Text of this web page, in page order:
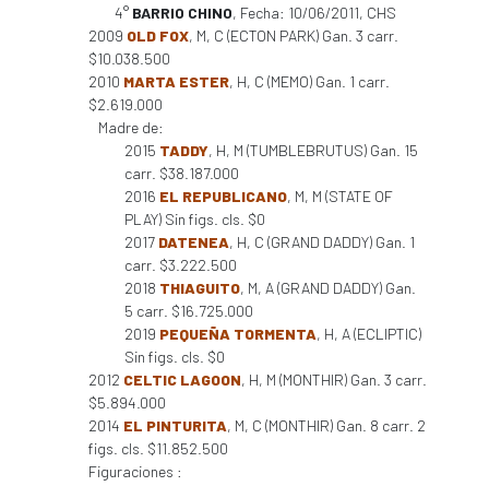
4° BARRIO CHINO, Fecha: 10/06/2011, CHS
2009 OLD FOX, M, C (ECTON PARK) Gan. 3 carr.
$10.038.500
2010 MARTA ESTER, H, C (MEMO) Gan. 1 carr.
$2.619.000
Madre de:
2015 TADDY, H, M (TUMBLEBRUTUS) Gan. 15
carr. $38.187.000
2016 EL REPUBLICANO, M, M (STATE OF
PLAY) Sin figs. cls. $0
2017 DATENEA, H, C (GRAND DADDY) Gan. 1
carr. $3.222.500
2018 THIAGUITO, M, A (GRAND DADDY) Gan.
5 carr. $16.725.000
2019 PEQUEÑA TORMENTA, H, A (ECLIPTIC)
Sin figs. cls. $0
2012 CELTIC LAGOON, H, M (MONTHIR) Gan. 3 carr.
$5.894.000
2014 EL PINTURITA, M, C (MONTHIR) Gan. 8 carr. 2
figs. cls. $11.852.500
Figuraciones :